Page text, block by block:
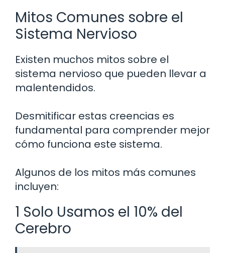
Mitos Comunes sobre el
Sistema Nervioso
Existen muchos mitos sobre el
sistema nervioso que pueden llevar a
malentendidos.
Desmitificar estas creencias es
fundamental para comprender mejor
cómo funciona este sistema.
Algunos de los mitos más comunes
incluyen:
1 Solo Usamos el 10% del
Cerebro